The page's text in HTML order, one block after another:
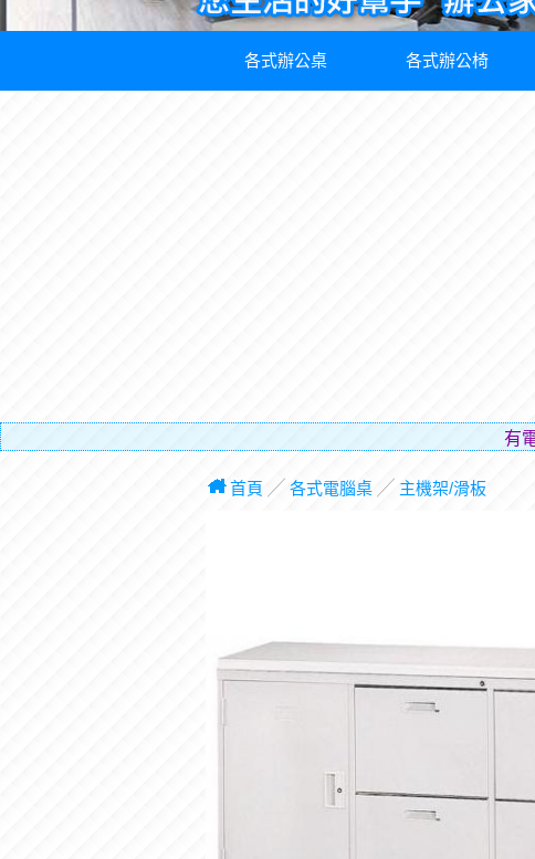
各式辦公桌 各式辦公椅
有電梯，
首頁 ╱ 各式電腦桌╱ 主機架/滑板